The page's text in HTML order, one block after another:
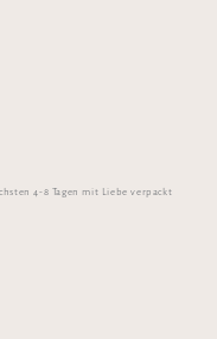
4-8 Tagen mit Liebe verpackt